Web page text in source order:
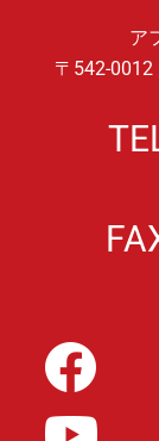
ア
〒542-